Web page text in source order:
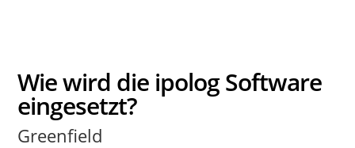
Wie wird die ipolog Software
eingesetzt?
Greenfield